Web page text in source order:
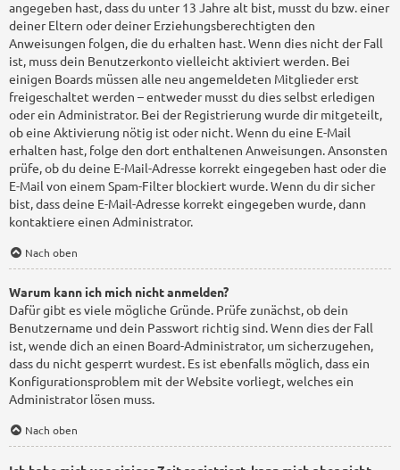
angegeben hast, dass du unter 13 Jahre alt bist, musst du bzw. einer
deiner Eltern oder deiner Erziehungsberechtigten den
Anweisungen folgen, die du erhalten hast. Wenn dies nicht der Fall
ist, muss dein Benutzerkonto vielleicht aktiviert werden. Bei
einigen Boards müssen alle neu angemeldeten Mitglieder erst
freigeschaltet werden – entweder musst du dies selbst erledigen
oder ein Administrator. Bei der Registrierung wurde dir mitgeteilt,
ob eine Aktivierung nötig ist oder nicht. Wenn du eine E-Mail
erhalten hast, folge den dort enthaltenen Anweisungen. Ansonsten
prüfe, ob du deine E-Mail-Adresse korrekt eingegeben hast oder die
E-Mail von einem Spam-Filter blockiert wurde. Wenn du dir sicher
bist, dass deine E-Mail-Adresse korrekt eingegeben wurde, dann
kontaktiere einen Administrator.
Nach oben
Warum kann ich mich nicht anmelden?
Dafür gibt es viele mögliche Gründe. Prüfe zunächst, ob dein
Benutzername und dein Passwort richtig sind. Wenn dies der Fall
ist, wende dich an einen Board-Administrator, um sicherzugehen,
dass du nicht gesperrt wurdest. Es ist ebenfalls möglich, dass ein
Konfigurationsproblem mit der Website vorliegt, welches ein
Administrator lösen muss.
Nach oben